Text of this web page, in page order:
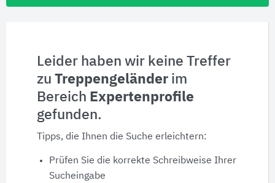
Produktinformationen
Produktdaten
Ausschreibungstexte
Leider haben wir keine Treffer
zu Treppengeländer im
Bereich Expertenprofile
gefunden.
Tipps, die Ihnen die Suche erleichtern:
Prüfen Sie die korrekte Schreibweise Ihrer
Sucheingabe